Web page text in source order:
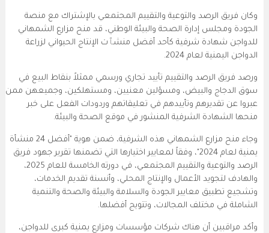
وكان فريق الرصد والتوعية والتقييم المجتمعي بالإشتراك مع منصة
الجودة ومجلس إدارة الصحة والبيئة الوطني، قد منح مزارع الشمهاني
للدواجن شهادة شرفية كأحد أفضل منشٱت الإنتاج الحيواني لزراعة
الدواجن اليمنية لعام 2024.
ورصد فريق الرصد والتقييم تأييد تجاري ورسمي ممثلاً بنقاط البيع في
سوق الدجاج والبيض، ومسؤلين معنيين، ومستهلكين، وجميعهن ممن
عبروا عن تقديرهم وتأييدهم في تعليقاتهم وردودات الفعل على خبر
منحها الشهادة الشرفية المنشور في موقع الصحة والبيئة.
وجاء منح مزارع الشمهاني هذه الشرفية
، ضمن هوية "أفضل 24 منشأة
يمنية لعام 2024"، وفقاً لمعايير اختيارها التي تضمنها تقرير جهود فريق
الرصد والتوعية والتقييم المجتمعي، في دورته الخامسة للعام 2025،
والهادف لتجويد الأعمال والإنتاج المحلي، وأنسنة تقديم الخدمات،
وتشجيع تطبيق معايير الجودة والسلامة والبيئة والصحة والتنمية
الشاملة في مختلف المجالات، وتتويج أفضلها.
وأكد مراقبين أن هناك شركات مؤسسات ومزارع يمنية كبرى للدواجن،